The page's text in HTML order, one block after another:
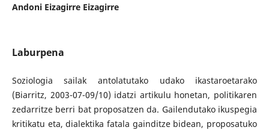
Andoni Eizagirre Eizagirre
Laburpena
Soziologia sailak antolatutako udako ikastaroetarako
(Biarritz, 2003-07-09/10) idatzi artikulu honetan, politikaren
zedarritze berri bat proposatzen da. Gailendutako ikuspegia
kritikatu eta, dialektika fatala gainditze bidean, proposatuko